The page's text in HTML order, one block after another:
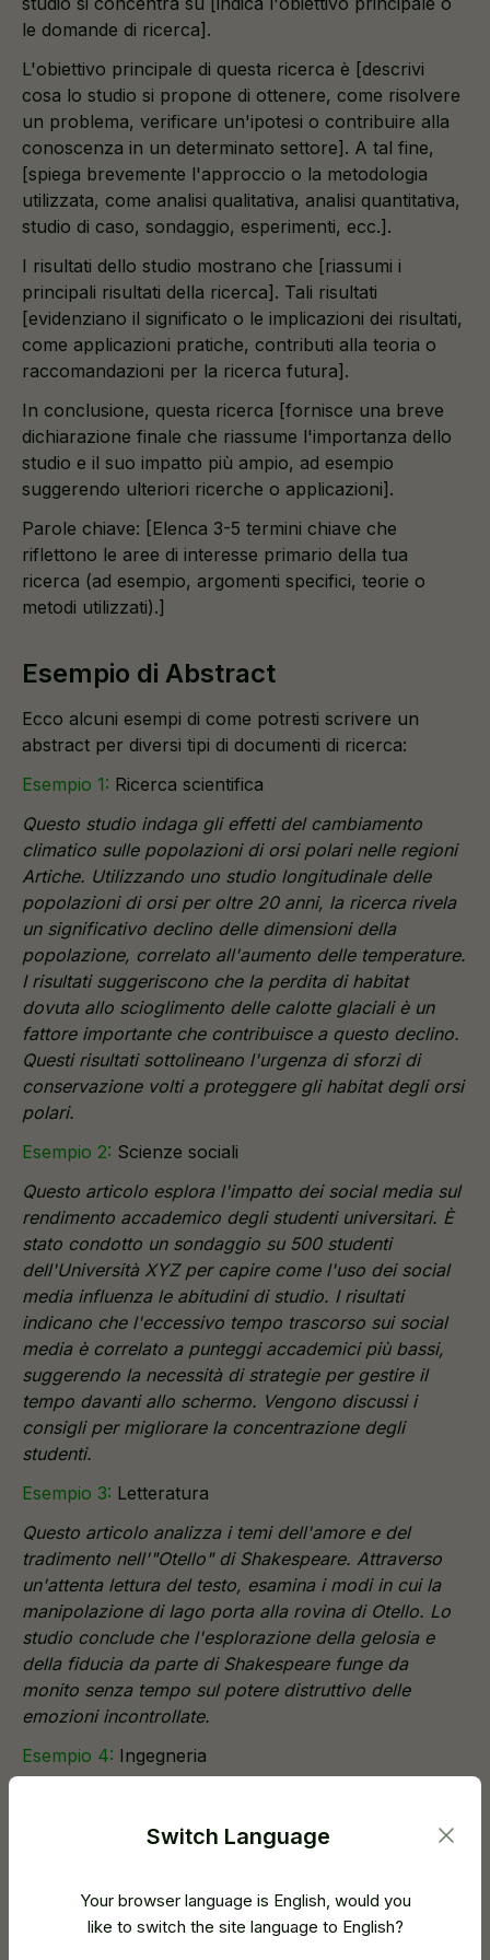
le domande di ricerca].
L'obiettivo principale di questa ricerca è [descrivi
cosa lo studio si propone di ottenere, come risolvere
un problema, verificare un'ipotesi o contribuire alla
conoscenza in un determinato settore]. A tal fine,
[spiega brevemente l'approccio o la metodologia
utilizzata, come analisi qualitativa, analisi quantitativa,
studio di caso, sondaggio, esperimenti, ecc.].
I risultati dello studio mostrano che [riassumi i
principali risultati della ricerca]. Tali risultati
[evidenziano il significato o le implicazioni dei risultati,
come applicazioni pratiche, contributi alla teoria o
raccomandazioni per la ricerca futura].
In conclusione, questa ricerca [fornisce una breve
dichiarazione finale che riassume l'importanza dello
studio e il suo impatto più ampio, ad esempio
suggerendo ulteriori ricerche o applicazioni].
Parole chiave: [Elenca 3-5 termini chiave che
riflettono le aree di interesse primario della tua
ricerca (ad esempio, argomenti specifici, teorie o
metodi utilizzati).]
Esempio di Abstract
Ecco alcuni esempi di come potresti scrivere un
abstract per diversi tipi di documenti di ricerca:
Esempio 1: Ricerca scientifica
Questo studio indaga gli effetti del cambiamento
climatico sulle popolazioni di orsi polari nelle regioni
Artiche. Utilizzando uno studio longitudinale delle
popolazioni di orsi per oltre 20 anni, la ricerca rivela
un significativo declino delle dimensioni della
popolazione, correlato all'aumento delle temperature.
I risultati suggeriscono che la perdita di habitat
dovuta allo scioglimento delle calotte glaciali è un
fattore importante che contribuisce a questo declino.
Questi risultati sottolineano l'urgenza di sforzi di
conservazione volti a proteggere gli habitat degli orsi
polari.
Esempio 2: Scienze sociali
Questo articolo esplora l'impatto dei social media sul
rendimento accademico degli studenti universitari. È
stato condotto un sondaggio su 500 studenti
dell'Università XYZ per capire come l'uso dei social
media influenza le abitudini di studio. I risultati
indicano che l'eccessivo tempo trascorso sui social
media è correlato a punteggi accademici più bassi,
suggerendo la necessità di strategie per gestire il
tempo davanti allo schermo. Vengono discussi i
consigli per migliorare la concentrazione degli
studenti.
Esempio 3: Letteratura
Questo articolo analizza i temi dell'amore e del
tradimento nell'"Otello" di Shakespeare. Attraverso
un'attenta lettura del testo, esamina i modi in cui la
manipolazione di Iago porta alla rovina di Otello. Lo
studio conclude che l'esplorazione della gelosia e
della fiducia da parte di Shakespeare funge da
monito senza tempo sul potere distruttivo delle
emozioni incontrollate.
Esempio 4: Ingegneria
sviluppato un prototipo che è stato testato in varie
design aumenta i tassi di conversione dell'energia del
15%, rendendolo un promettente progresso nella
Switch Language
Your browser language is English, would you
like to switch the site language to English?